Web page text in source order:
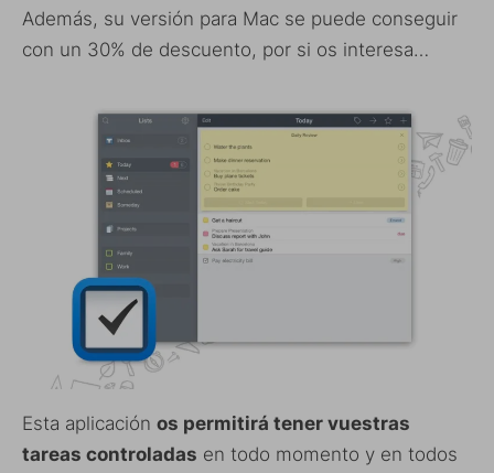
Además, su versión para Mac se puede conseguir
con un 30% de descuento, por si os interesa…
Esta aplicación os permitirá tener vuestras
tareas controladas en todo momento y en todos